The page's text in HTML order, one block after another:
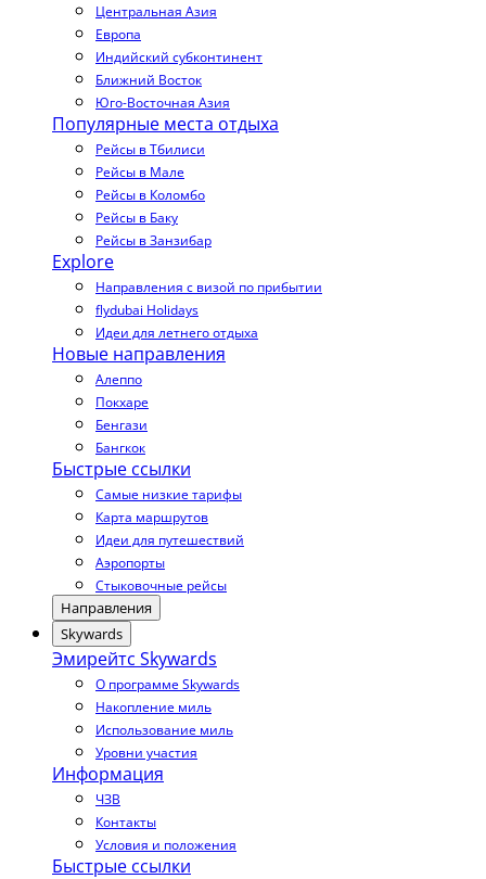
Центральная Азия
Европа
Индийский субконтинент
Ближний Восток
Юго-Восточная Азия
Популярные места отдыха
Рейсы в Тбилиси
Рейсы в Мале
Рейсы в Коломбо
Рейсы в Баку
Рейсы в Занзибар
Explore
Направления с визой по прибытии
flydubai Holidays
Идеи для летнего отдыха
Новые направления
Алеппо
Покхаре
Бенгази
Бангкок
Быстрые ссылки
Самые низкие тарифы
Карта маршрутов
Идеи для путешествий
Аэропорты
Стыковочные рейсы
Направления
Skywards
Эмирейтс Skywards
О программе Skywards
Накопление миль
Использование миль
Уровни участия
Информация
ЧЗВ
Контакты
Условия и положения
Быстрые ссылки